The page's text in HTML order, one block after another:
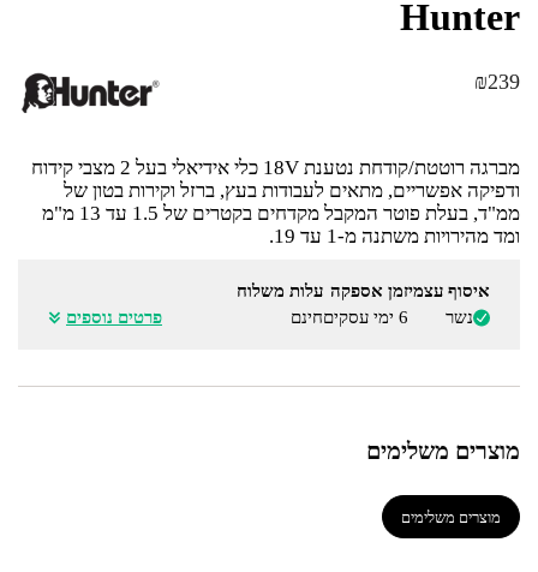
Hunter
₪239
מברגה רוטטת/קודחת נטענת 18V כלי אידיאלי בעל 2 מצבי קידוח
ודפיקה אפשריים, מתאים לעבודות בעץ, ברזל וקירות בטון של
ממ"ד, בעלת פוטר המקבל מקדחים בקטרים של 1.5 עד 13 מ"מ
ומד מהירויות משתנה מ-1 עד 19.
איסוף עצמי
נשר
זמן אספקה
6 ימי עסקים
עלות משלוח
חינם
פרטים נוספים
מוצרים משלימים
מוצרים משלימים